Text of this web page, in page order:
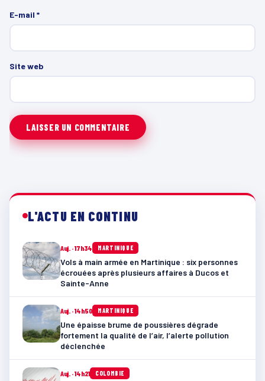
E-mail *
Site web
L'ACTU EN CONTINU
Auj. · 17h34 MARTINIQUE
Vols à main armée en Martinique : six personnes
écrouées après plusieurs affaires à Ducos et
Sainte-Anne
Auj. · 14h50 MARTINIQUE
Une épaisse brume de poussières dégrade
fortement la qualité de l’air, l’alerte pollution
déclenchée
Auj. · 14h21 COLOMBIE